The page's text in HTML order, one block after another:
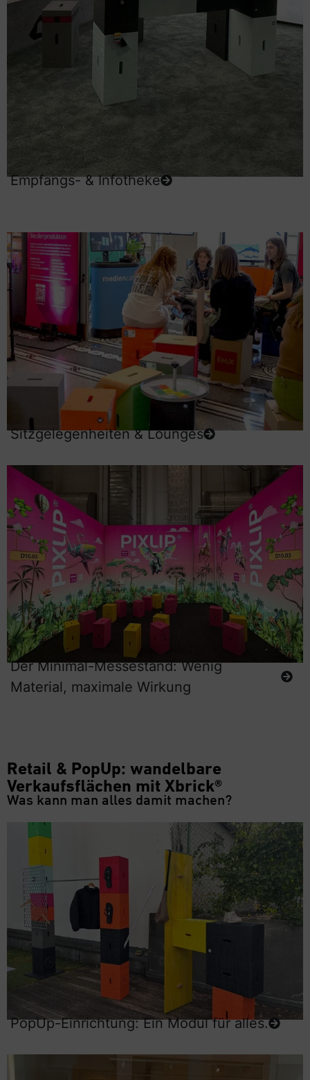
Empfangs- & Infotheke
Der Minimal-Messestand: Wenig
Material, maximale Wirkung
Sitzgelegenheiten & Lounges
Retail & PopUp: wandelbare
Verkaufsflächen mit Xbrick®
Was kann man alles damit machen?
PopUp-Einrichtung: Ein Modul für alles.